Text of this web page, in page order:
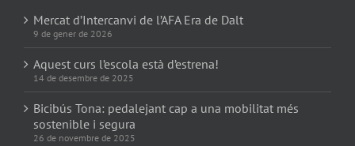
Mercat d’Intercanvi de l’AFA Era de Dalt
9 de gener de 2026
Aquest curs l’escola està d’estrena!
14 de desembre de 2025
Bicibús Tona: pedalejant cap a una mobilitat més
sostenible i segura
26 de novembre de 2025